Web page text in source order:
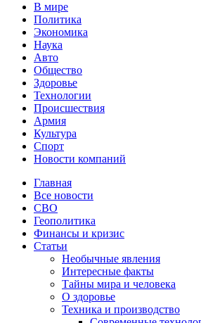
В мире
Политика
Экономика
Наука
Авто
Общество
Здоровье
Технологии
Происшествия
Армия
Культура
Спорт
Новости компаний
Главная
Все новости
СВО
Геополитика
Финансы и кризис
Статьи
Необычные явления
Интересные факты
Тайны мира и человека
О здоровье
Техника и производство